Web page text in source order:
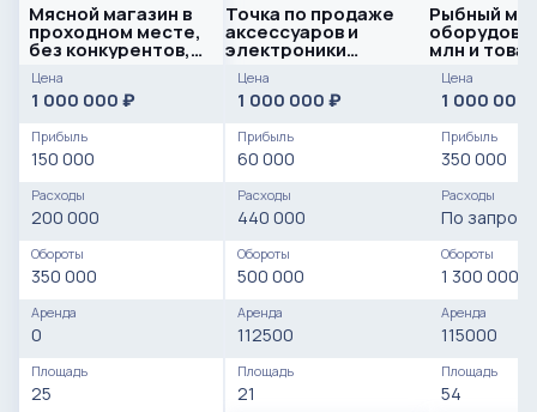
Мясной магазин в
проходном месте,
без конкурентов,
коттеджный
поселок
Цена
1 000 000 ₽
Прибыль
150 000
Расходы
200 000
Обороты
350 000
Аренда
0
Площадь
25
Точка по продаже
аксессуаров и
электроники
расположено в
метро
Цена
1 000 000 ₽
Прибыль
60 000
Расходы
440 000
Обороты
500 000
Аренда
112500
Площадь
21
Рыбный
млн и
Цена
1 000 000
Прибыль
350 000
Расходы
По запросу
Обороты
1 300 000
Аренда
115000
Площадь
54